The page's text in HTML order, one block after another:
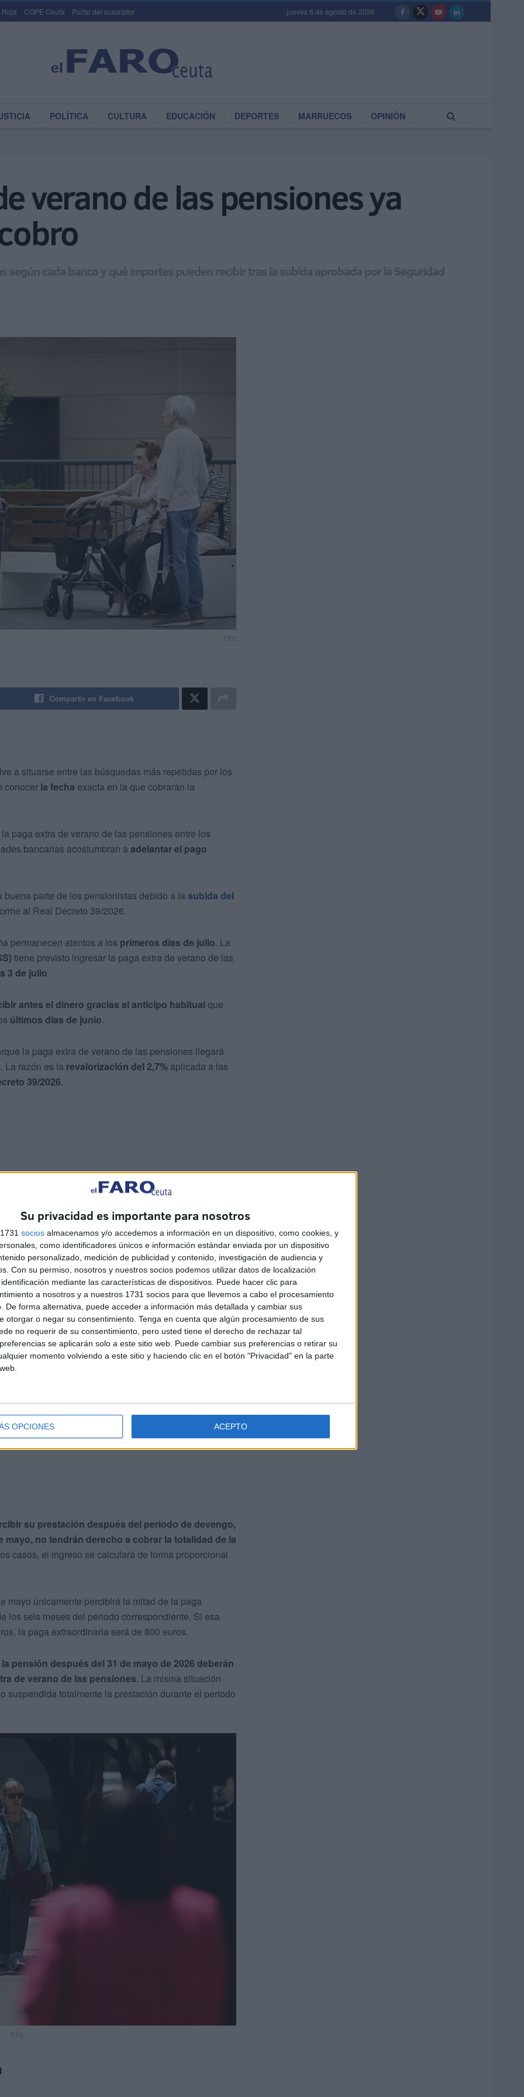
Su privacidad es importante para nosotros
socios almacenamos y/o accedemos a información en un dispositivo, como cookies, y
como identificadores únicos e información estándar enviada por un dispositivo
personalizado, medición de publicidad y contenido, investigación de audiencia y
Con su permiso, nosotros y nuestros socios podemos utilizar datos de localización
mediante las características de dispositivos. Puede hacer clic para
a nosotros y a nuestros 1731 socios para que llevemos a cabo el procesamiento
De forma alternativa, puede acceder a información más detallada y cambiar sus
otorgar o negar su consentimiento. Tenga en cuenta que algún procesamiento de sus
no requerir de su consentimiento, pero usted tiene el derecho de rechazar tal
se aplicarán solo a este sitio web. Puede cambiar sus preferencias o retirar su
momento volviendo a este sitio y haciendo clic en el botón "Privacidad" en la parte
OPCIONES ACEPTO
Roja COPE Ceuta Portal del suscriptor jueves 6 de agosto de 2026
POLÍTICA CULTURA EDUCACIÓN DEPORTES MARRUECOS OPINIÓN
verano de las pensiones ya
según cada banco y qué importes pueden recibir tras la subida aprobada por la Seguridad
EFE
Compartir en Facebook
a situarse entre las búsquedas más repetidas por los
conocer la fecha exacta en la que cobrarán la
paga extra de verano de las pensiones entre los
bancarias acostumbran a adelantar el pago
buena parte de los pensionistas debido a la subida del
al Real Decreto 39/2026.
permanecen atentos a los primeros días de julio. La
tiene previsto ingresar la paga extra de verano de las
3 de julio.
antes el dinero gracias al anticipo habitual que
últimos días de junio.
la paga extra de verano de las pensiones llegará
. La razón es la revalorización del 2,7% aplicada a las
39/2026.
de verano
establece queel sistema público contempla 14
dos extraordinarias. La normativa indica que estas
. No se consideran un complemento añadido al
de la pensión.
extra de verano de las pensiones equivale, con
La particularidad reside en que este abono se realiza a
deben recibir previamente la transferencia enviada
de julio.
que millones de jubilados cobren esta prestación
su prestación después del periodo de devengo,
no tendrán derecho a cobrar la totalidad de la
casos, el ingreso se calculará de forma proporcional
mayo únicamente percibirá la mitad de la paga
los seis meses del periodo correspondiente. Si esa
la paga extraordinaria será de 800 euros.
pensión después del 31 de mayo de 2026 deberán
de verano de las pensiones. La misma situación
suspendida totalmente la prestación durante el periodo
EFE